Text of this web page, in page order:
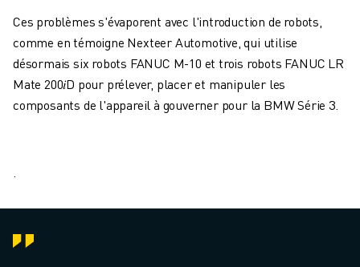
Ces problèmes s'évaporent avec l'introduction de robots,
comme en témoigne Nexteer Automotive, qui utilise
désormais six robots FANUC M-10 et trois robots FANUC LR
Mate 200𝑖D pour prélever, placer et manipuler les
composants de l'appareil à gouverner pour la BMW Série 3.